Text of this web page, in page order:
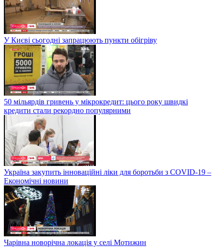
У Києві сьогодні запрацюють пункти обігріву
50 мільярдів гривень у мікрокредит: цього року швидкі
кредити стали рекордно популярними
Україна закупить інноваційні ліки для боротьби з COVID-19 –
Економічні новини
Чарівна новорічна локація у селі Мотижин